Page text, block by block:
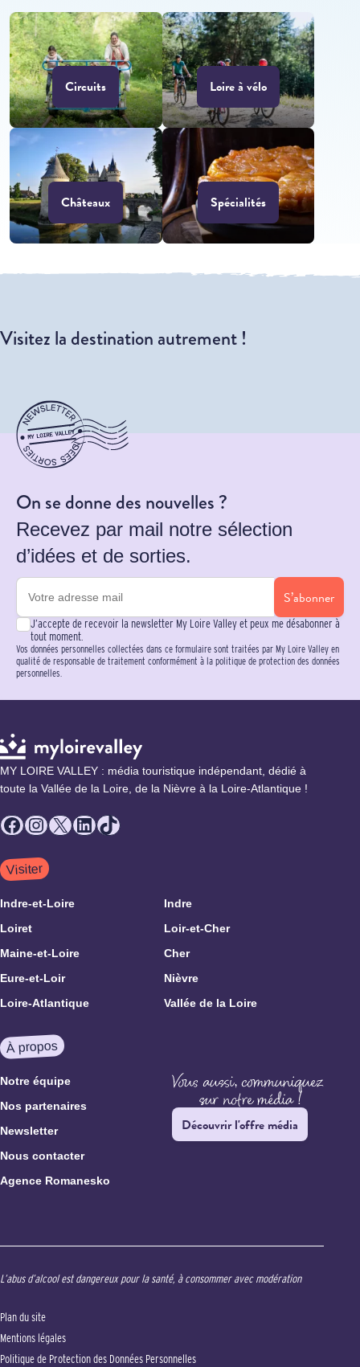
Circuits Loire à vélo
Châteaux Spécialités
Visitez la destination autrement !
On se donne des nouvelles ?
Recevez par mail notre sélection
d’idées et de sorties.
S’abonner
J’accepte de recevoir la newsletter My Loire Valley et peux me désabonner à
tout moment.
Vos données personnelles collectées dans ce formulaire sont traitées par My Loire Valley en
qualité de responsable de traitement conformément à la politique de protection des données
personnelles.
MY LOIRE VALLEY : média touristique indépendant, dédié à
toute la Vallée de la Loire, de la Nièvre à la Loire-Atlantique !
Facebook
Instagram
X LinkedIn
TikTok
Visiter
Indre-et-Loire
Indre
Loiret
Loir-et-Cher
Maine-et-Loire
Cher
Eure-et-Loir
Nièvre
Loire-Atlantique
Vallée de la Loire
À propos
Notre équipe
Nos partenaires
Newsletter
Nous contacter
Agence Romanesko
Découvrir l'offre média
L’abus d’alcool est dangereux pour la santé, à consommer avec modération
Plan du site
Mentions légales
Politique de Protection des Données Personnelles